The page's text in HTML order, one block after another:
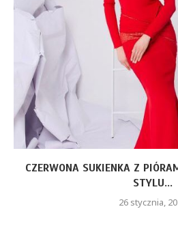
CZERWONA SUKIENKA Z
STYLU...
26 stycznia,